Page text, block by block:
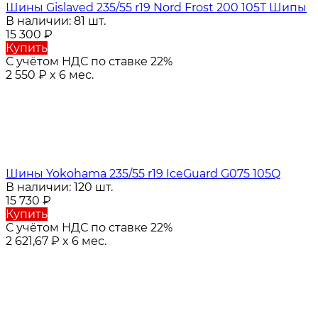
Шины Gislaved 235/55 r19 Nord Frost 200 105T Шипы
В наличии: 81 шт.
15 300 ₽
Купить
С учётом НДС по ставке 22%
2 550 ₽ x 6 мес.
Шины Yokohama 235/55 r19 IceGuard G075 105Q
В наличии: 120 шт.
15 730 ₽
Купить
С учётом НДС по ставке 22%
2 621,67 ₽ x 6 мес.